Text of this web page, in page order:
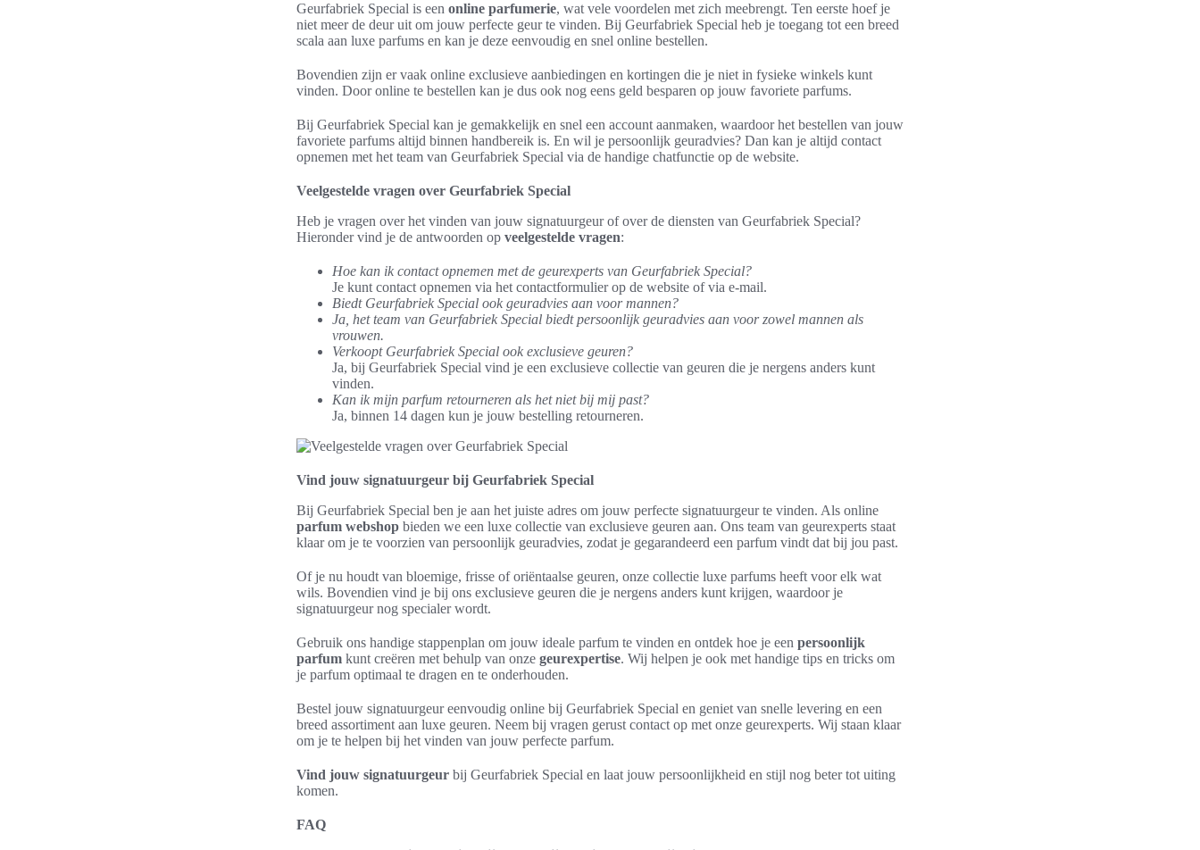
Geurfabriek Special is een online parfumerie, wat vele voordelen met zich meebrengt. Ten eerste hoef je
niet meer de deur uit om jouw perfecte geur te vinden. Bij Geurfabriek Special heb je toegang tot een breed
scala aan luxe parfums en kan je deze eenvoudig en snel online bestellen.
Bovendien zijn er vaak online exclusieve aanbiedingen en kortingen die je niet in fysieke winkels kunt
vinden. Door online te bestellen kan je dus ook nog eens geld besparen op jouw favoriete parfums.
Bij Geurfabriek Special kan je gemakkelijk en snel een account aanmaken, waardoor het bestellen van jouw
favoriete parfums altijd binnen handbereik is. En wil je persoonlijk geuradvies? Dan kan je altijd contact
opnemen met het team van Geurfabriek Special via de handige chatfunctie op de website.
Veelgestelde vragen over Geurfabriek Special
Heb je vragen over het vinden van jouw signatuurgeur of over de diensten van Geurfabriek Special?
Hieronder vind je de antwoorden op veelgestelde vragen:
Hoe kan ik contact opnemen met de geurexperts van Geurfabriek Special?
Je kunt contact opnemen via het contactformulier op de website of via e-mail.
Biedt Geurfabriek Special ook geuradvies aan voor mannen?
Ja, het team van Geurfabriek Special biedt persoonlijk geuradvies aan voor zowel mannen als
vrouwen.
Verkoopt Geurfabriek Special ook exclusieve geuren?
Ja, bij Geurfabriek Special vind je een exclusieve collectie van geuren die je nergens anders kunt
vinden.
Kan ik mijn parfum retourneren als het niet bij mij past?
Ja, binnen 14 dagen kun je jouw bestelling retourneren.
Vind jouw signatuurgeur bij Geurfabriek Special
Bij Geurfabriek Special ben je aan het juiste adres om jouw perfecte signatuurgeur te vinden. Als online
parfum webshop bieden we een luxe collectie van exclusieve geuren aan. Ons team van geurexperts staat
klaar om je te voorzien van persoonlijk geuradvies, zodat je gegarandeerd een parfum vindt dat bij jou past.
Of je nu houdt van bloemige, frisse of oriëntaalse geuren, onze collectie luxe parfums heeft voor elk wat
wils. Bovendien vind je bij ons exclusieve geuren die je nergens anders kunt krijgen, waardoor je
signatuurgeur nog specialer wordt.
Gebruik ons handige stappenplan om jouw ideale parfum te vinden en ontdek hoe je een persoonlijk
parfum kunt creëren met behulp van onze geurexpertise. Wij helpen je ook met handige tips en tricks om
je parfum optimaal te dragen en te onderhouden.
Bestel jouw signatuurgeur eenvoudig online bij Geurfabriek Special en geniet van snelle levering en een
breed assortiment aan luxe geuren. Neem bij vragen gerust contact op met onze geurexperts. Wij staan klaar
om je te helpen bij het vinden van jouw perfecte parfum.
Vind jouw signatuurgeur bij Geurfabriek Special en laat jouw persoonlijkheid en stijl nog beter tot uiting
komen.
FAQ